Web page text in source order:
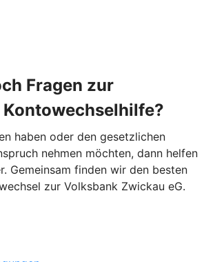
Fragen zur
haben oder den gesetzlichen
nehmen möchten, dann helfen
Gemeinsam finden wir den besten
zur Volksbank Zwickau eG.